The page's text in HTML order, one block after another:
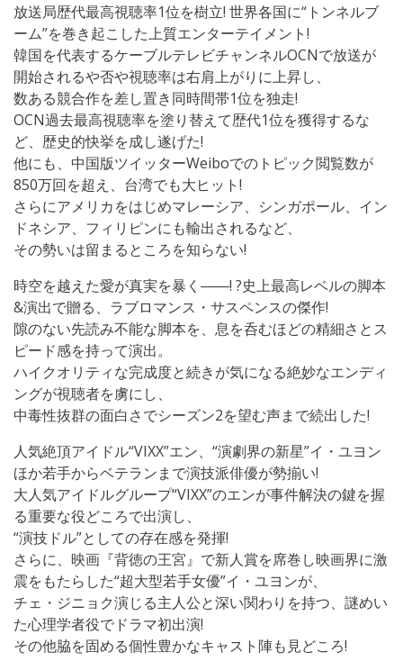
放送局歴代最高視聴率1位を樹立! 世界各国に“トンネルブ
ーム”を巻き起こした上質エンターテイメント!
韓国を代表するケーブルテレビチャンネルOCNで放送が
開始されるや否や視聴率は右肩上がりに上昇し、
数ある競合作を差し置き同時間帯1位を独走!
OCN過去最高視聴率を塗り替えて歴代1位を獲得するな
ど、歴史的快挙を成し遂げた!
他にも、中国版ツイッターWeiboでのトピック閲覧数が
850万回を超え、台湾でも大ヒット!
さらにアメリカをはじめマレーシア、シンガポール、イン
ドネシア、フィリピンにも輸出されるなど、
その勢いは留まるところを知らない!
時空を越えた愛が真実を暴く――! ?史上最高レベルの脚本
&演出で贈る、ラブロマンス・サスペンスの傑作!
隙のない先読み不能な脚本を、息を呑むほどの精細さとス
ピード感を持って演出。
ハイクオリティな完成度と続きが気になる絶妙なエンディ
ングが視聴者を虜にし、
中毒性抜群の面白さでシーズン2を望む声まで続出した!
人気絶頂アイドル“VIXX”エン、“演劇界の新星”イ・ユヨン
ほか若手からベテランまで演技派俳優が勢揃い!
大人気アイドルグループ“VIXX”のエンが事件解決の鍵を握
る重要な役どころで出演し、
“演技ドル”としての存在感を発揮!
さらに、映画『背徳の王宮』で新人賞を席巻し映画界に激
震をもたらした“超大型若手女優”イ・ユヨンが、
チェ・ジニョク演じる主人公と深い関わりを持つ、謎めい
た心理学者役でドラマ初出演!
その他脇を固める個性豊かなキャスト陣も見どころ!